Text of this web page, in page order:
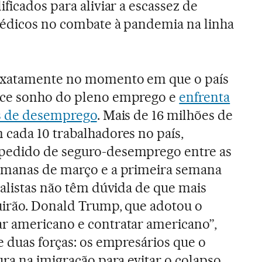
para aliviar a escassez de
no combate à pandemia na linha
no momento em que o país
sonho do pleno emprego e enfrenta
desemprego. Mais de 16 milhões de
cada 10 trabalhadores no país,
de seguro-desemprego entre as
de março e a primeira semana
não têm dúvida de que mais
Donald Trump, que adotou o
americano e contratar americano”,
duas forças: os empresários que o